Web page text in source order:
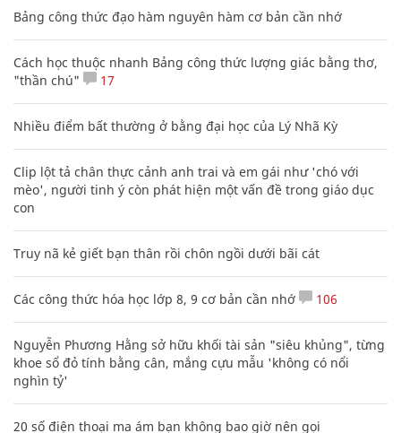
Bảng công thức đạo hàm nguyên hàm cơ bản cần nhớ
Cách học thuộc nhanh Bảng công thức lượng giác bằng thơ,
"thần chú"
17
Nhiều điểm bất thường ở bằng đại học của Lý Nhã Kỳ
Clip lột tả chân thực cảnh anh trai và em gái như 'chó với
mèo', người tinh ý còn phát hiện một vấn đề trong giáo dục
con
Truy nã kẻ giết bạn thân rồi chôn ngồi dưới bãi cát
Các công thức hóa học lớp 8, 9 cơ bản cần nhớ 106
Nguyễn Phương Hằng sở hữu khối tài sản "siêu khủng", từng
khoe sổ đỏ tính bằng cân, mắng cựu mẫu 'không có nổi
nghìn tỷ'
20 số điện thoại ma ám bạn không bao giờ nên gọi